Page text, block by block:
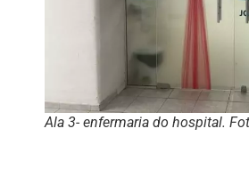
Ala 3- enfermaria do hospital.